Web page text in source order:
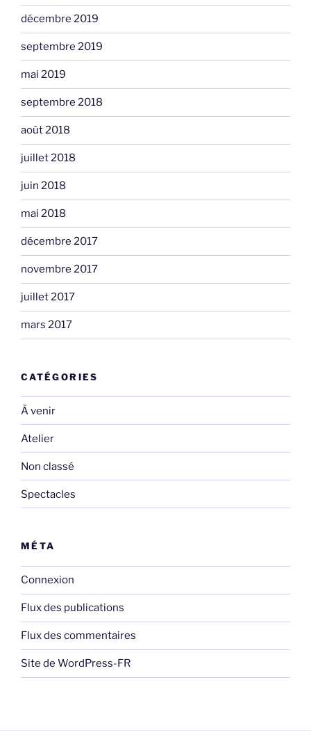
décembre 2019
septembre 2019
mai 2019
septembre 2018
août 2018
juillet 2018
juin 2018
mai 2018
décembre 2017
novembre 2017
juillet 2017
mars 2017
CATÉGORIES
À venir
Atelier
Non classé
Spectacles
MÉTA
Connexion
Flux des publications
Flux des commentaires
Site de WordPress-FR